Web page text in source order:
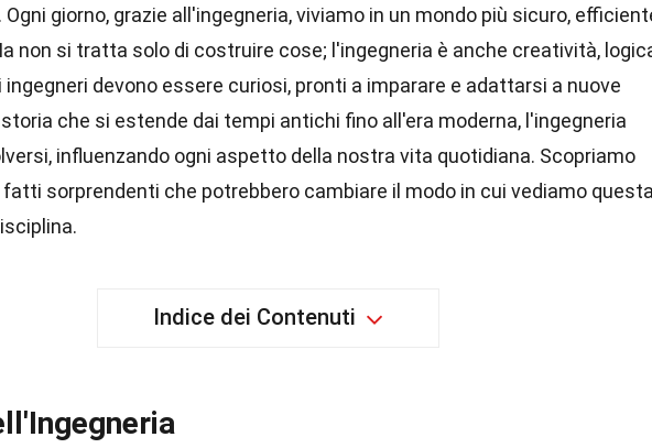
giorno, grazie all'ingegneria, viviamo in un mondo più sicuro,
non si tratta solo di costruire cose; l'ingegneria è anche creatività,
ingegneri devono essere curiosi, pronti a imparare e adattarsi a nuove
che si estende dai tempi antichi fino all'era moderna, l'ingegneria
influenzando ogni aspetto della nostra vita quotidiana. Scopriamo
sorprendenti che potrebbero cambiare il modo in cui vediamo
Indice dei Contenuti